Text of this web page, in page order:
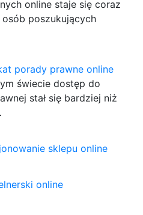
online staje się coraz
poszukujących
porady prawne online
świecie dostęp do
stał się bardziej niż
sklepu online
online